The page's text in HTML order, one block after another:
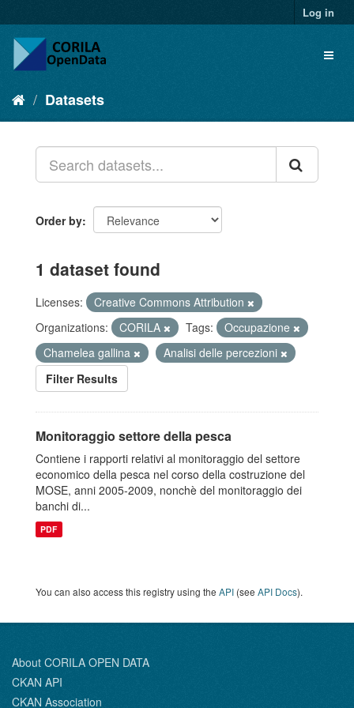
Log in
Datasets
Order by
1 dataset found
Licenses:
Creative Commons Attribution
Organizations:
CORILA Tags:
Occupazione
Chamelea gallina
Analisi delle percezioni
Filter Results
Monitoraggio settore della pesca
Contiene i rapporti relativi al monitoraggio del settore
economico della pesca nel corso della costruzione del
MOSE, anni 2005-2009, nonchè del monitoraggio dei
banchi di...
PDF
You can also access this registry using the API (see API Docs).
About CORILA OPEN DATA
CKAN API
CKAN Association